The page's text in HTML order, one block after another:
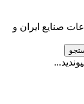
صنایع ایران و